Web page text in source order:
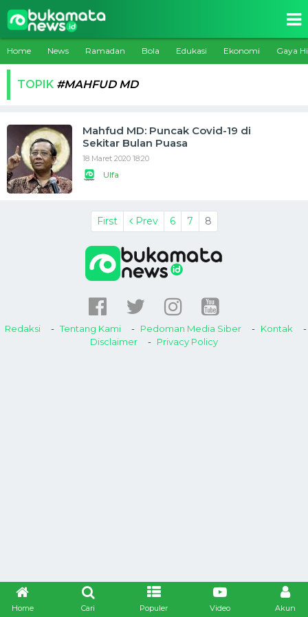
Home Cari Populer Video Akun
Home News Ramadan Bola Edukasi Ekonomi Gaya
TOPIK #MAHFUD MD
Mahfud MD: Puncak Covid-19 di
Sekitar Bulan Puasa
18 Maret 2020 18:20
Ulfa
First Prev 6 7 8
Redaksi Tentang Kami Pedoman Media Siber
Kontak
Disclaimer
Privacy Policy